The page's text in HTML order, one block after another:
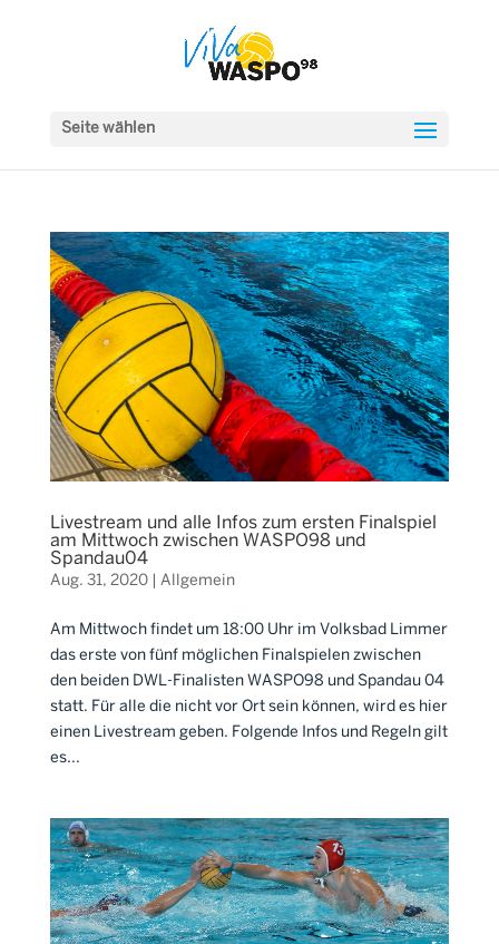
Seite wählen
Livestream und alle Infos zum ersten Finalspiel
am Mittwoch zwischen WASPO98 und
Spandau04
Aug. 31, 2020| Allgemein
Am Mittwoch findet um 18:00 Uhr im Volksbad Limmer
das erste von fünf möglichen Finalspielen zwischen
den beiden DWL-Finalisten WASPO98 und Spandau 04
statt. Für alle die nicht vor Ort sein können, wird es hier
einen Livestream geben. Folgende Infos und Regeln gilt
es...